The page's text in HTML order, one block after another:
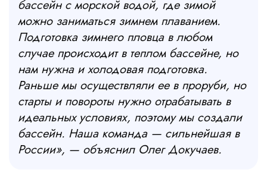
бассейн с морской водой, где зимой
можно заниматься зимнем плаванием.
Подготовка зимнего пловца в любом
случае происходит в теплом бассейне, но
нам нужна и холодовая подготовка.
Раньше мы осуществляли ее в проруби, но
старты и повороты нужно отрабатывать в
идеальных условиях, поэтому мы создали
бассейн. Наша команда — сильнейшая в
России», — объяснил Олег Докучаев.